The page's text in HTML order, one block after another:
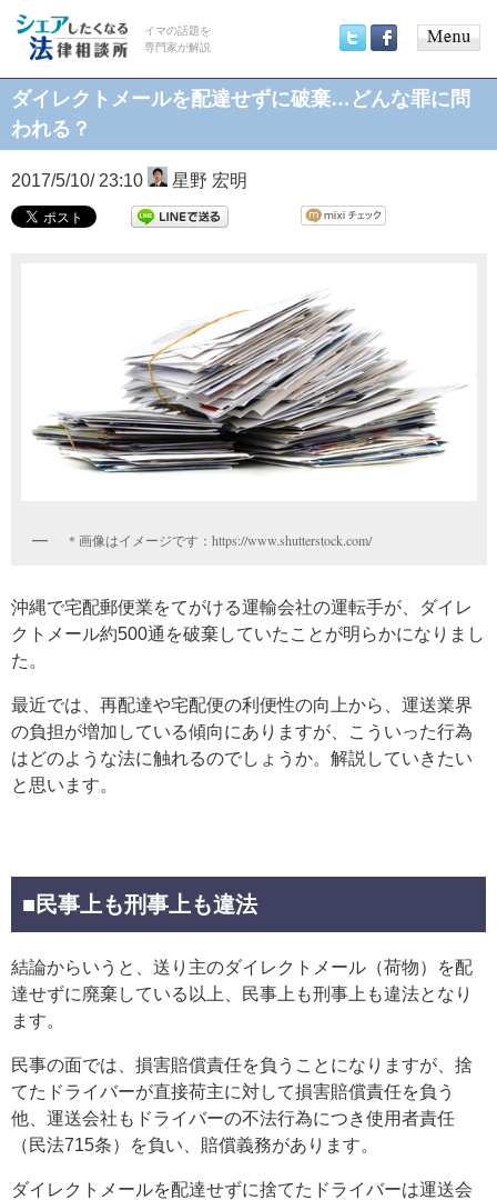
イマの話題を
専門家が解説
menu
ダイレクトメールを配達せずに破棄…どんな罪に問
われる？
2017/5/10/ 23:10 星野 宏明
＊画像はイメージです：https://www.shutterstock.com/
沖縄で宅配郵便業をてがける運輸会社の運転手が、ダイレ
クトメール約500通を破棄していたことが明らかになりまし
た。
最近では、再配達や宅配便の利便性の向上から、運送業界
の負担が増加している傾向にありますが、こういった行為
はどのような法に触れるのでしょうか。解説していきたい
と思います。
■民事上も刑事上も違法
結論からいうと、送り主のダイレクトメール（荷物）を配
達せずに廃棄している以上、民事上も刑事上も違法となり
ます。
民事の面では、損害賠償責任を負うことになりますが、捨
てたドライバーが直接荷主に対して損害賠償責任を負う
他、運送会社もドライバーの不法行為につき使用者責任
（民法715条）を負い、賠償義務があります。
ダイレクトメールを配達せずに捨てたドライバーは運送会